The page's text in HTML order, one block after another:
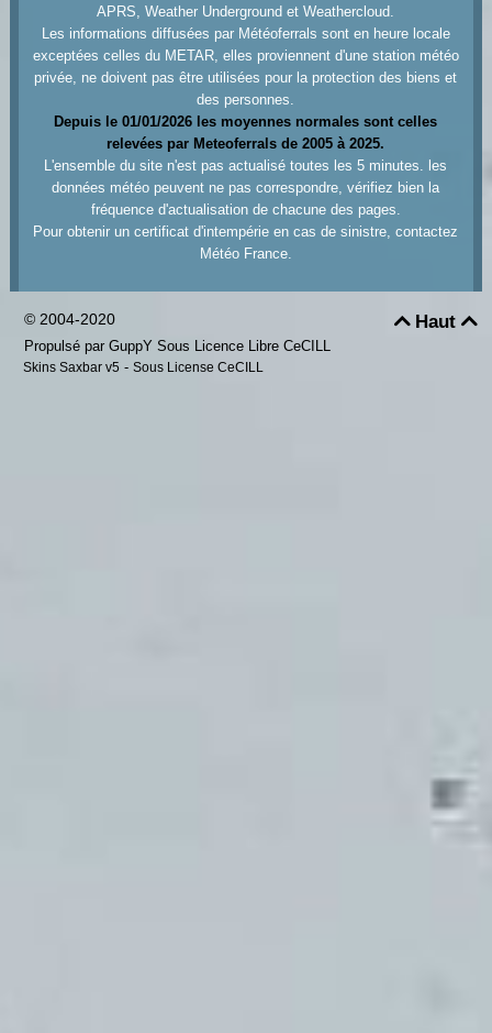
APRS, Weather Underground et Weathercloud.
Les informations diffusées par Météoferrals sont en heure locale
exceptées celles du METAR, elles proviennent d'une station météo
privée, ne doivent pas être utilisées pour la protection des biens et
des personnes.
Depuis le 01/01/2026 les moyennes normales sont celles
relevées par Meteoferrals de 2005 à 2025.
L'ensemble du site n'est pas actualisé toutes les 5 minutes. les
données météo peuvent ne pas correspondre, vérifiez bien la
fréquence d'actualisation de chacune des pages.
Pour obtenir un certificat d'intempérie en cas de sinistre, contactez
Météo France.
Haut
© 2004-2020
Propulsé par GuppY Sous Licence Libre CeCILL
Skins Saxbar v5 - Sous License CeCILL